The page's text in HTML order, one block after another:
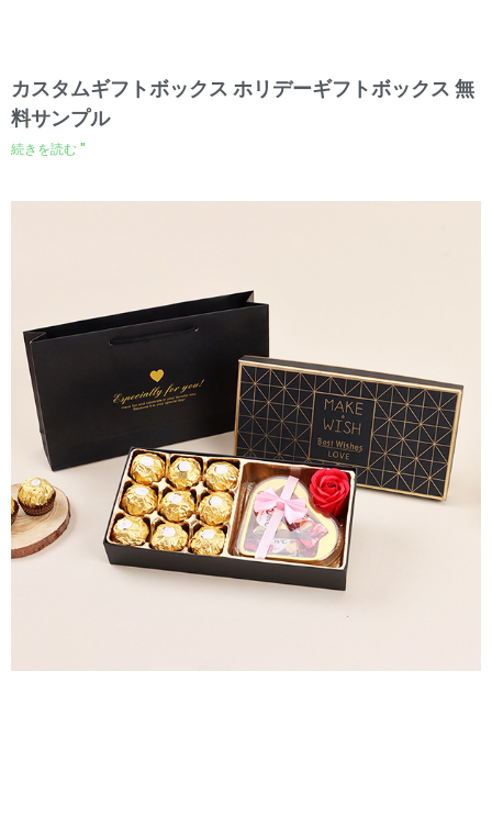
カスタムギフトボックス ホリデーギフトボックス 無
料サンプル
続きを読む "